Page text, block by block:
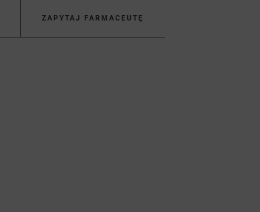
ZAPYTAJ FARMACEUTĘ